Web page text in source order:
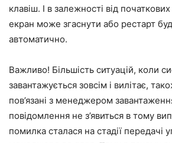
клавіш. І в залежності від
екран може згаснути або рестарт
автоматично.
Важливо! Більшість ситуацій, коли
завантажується зовсім і вилітає,
пов’язані з менеджером
повідомлення не з’явиться в тому
помилка сталася на стадії передачі